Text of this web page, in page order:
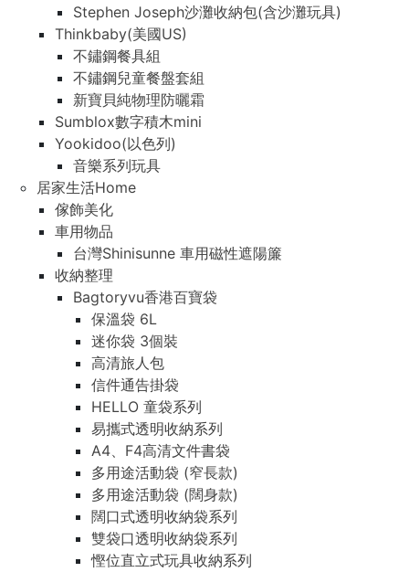
Stephen Joseph沙灘收納包(含沙灘玩具)
Thinkbaby(美國US)
不鏽鋼餐具組
不鏽鋼兒童餐盤套組
新寶貝純物理防曬霜
Sumblox數字積木mini
Yookidoo(以色列)
音樂系列玩具
居家生活Home
傢飾美化
車用物品
台灣Shinisunne 車用磁性遮陽簾
收納整理
Bagtoryvu香港百寶袋
保溫袋 6L
迷你袋 3個裝
高清旅人包
信件通告掛袋
HELLO 童袋系列
易攜式透明收納系列
A4、F4高清文件書袋
多用途活動袋 (窄長款)
多用途活動袋 (闊身款)
闊口式透明收納袋系列
雙袋口透明收納袋系列
慳位直立式玩具收納系列